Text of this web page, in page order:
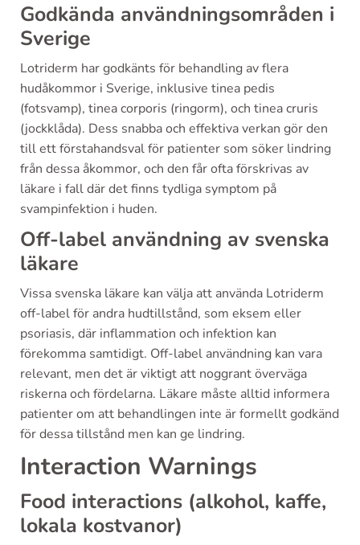
Godkända användningsområden i
Sverige
Lotriderm har godkänts för behandling av flera
hudåkommor i Sverige, inklusive tinea pedis
(fotsvamp), tinea corporis (ringorm), och tinea cruris
(jockklåda). Dess snabba och effektiva verkan gör den
till ett förstahandsval för patienter som söker lindring
från dessa åkommor, och den får ofta förskrivas av
läkare i fall där det finns tydliga symptom på
svampinfektion i huden.
Off-label användning av svenska
läkare
Vissa svenska läkare kan välja att använda Lotriderm
off-label för andra hudtillstånd, som eksem eller
psoriasis, där inflammation och infektion kan
förekomma samtidigt. Off-label användning kan vara
relevant, men det är viktigt att noggrant överväga
riskerna och fördelarna. Läkare måste alltid informera
patienter om att behandlingen inte är formellt godkänd
för dessa tillstånd men kan ge lindring.
Interaction Warnings
Food interactions (alkohol, kaffe,
lokala kostvanor)